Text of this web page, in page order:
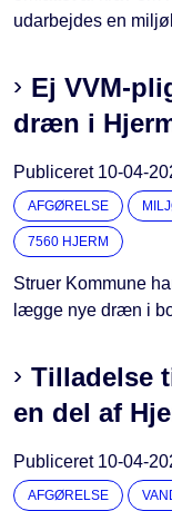
udarbejdes en
Ej VVM-
dræn i
Publiceret 10-04-
AFGØRELSE
7560 HJERM
Struer Kommune
lægge nye dræn i
Tilladelse
en del af
Publiceret 10-04-
AFGØRELSE